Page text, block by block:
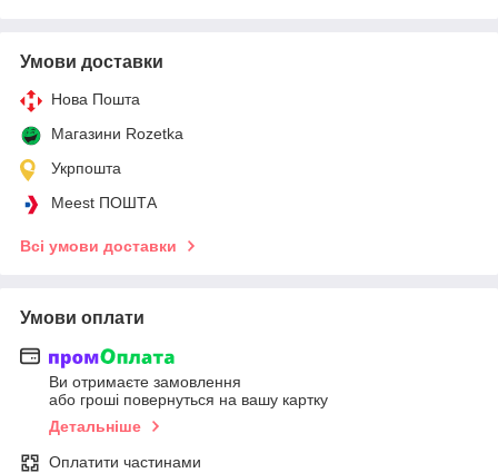
Умови доставки
Нова Пошта
Магазини Rozetka
Укрпошта
Meest ПОШТА
Всі умови доставки
Умови оплати
Ви отримаєте замовлення
або гроші повернуться на вашу картку
Детальніше
Оплатити частинами